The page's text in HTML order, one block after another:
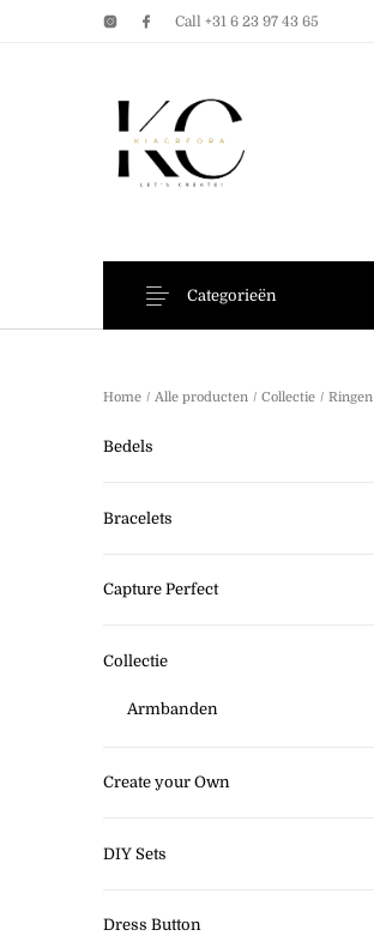
Call +31 6 23 97 43 65
Categorieën
Earrings
Home / Alle producten / Collectie / Ringen
Bedels
Bracelets
Capture Perfect
Collectie
Armbanden
Create your Own
DIY Sets
Dress Button